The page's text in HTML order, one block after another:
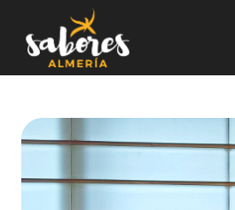
‘Sabores